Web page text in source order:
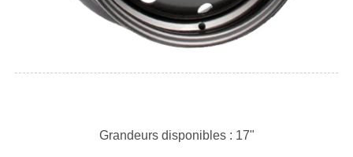
Grandeurs disponibles : 17"